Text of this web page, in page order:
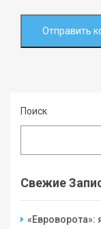
Поиск
Свежие
«Евроворота»: